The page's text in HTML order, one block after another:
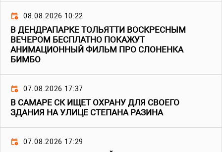
08.08.2026 10:22
В ДЕНДРАПАРКЕ ТОЛЬЯТТИ ВОСКРЕСНЫМ
ВЕЧЕРОМ БЕСПЛАТНО ПОКАЖУТ
АНИМАЦИОННЫЙ ФИЛЬМ ПРО СЛОНЕНКА
БИМБО
07.08.2026 17:37
В САМАРЕ СК ИЩЕТ ОХРАНУ ДЛЯ СВОЕГО
ЗДАНИЯ НА УЛИЦЕ СТЕПАНА РАЗИНА
07.08.2026 17:29